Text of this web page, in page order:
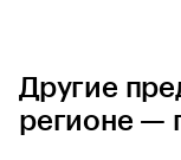
Другие
регионе —